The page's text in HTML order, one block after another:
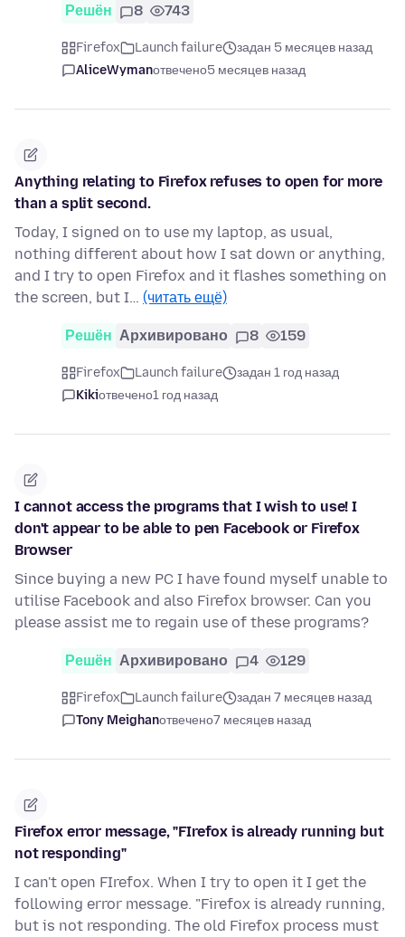
Решён 8 743
Firefox Launch failure
задан 5 месяцев назад
AliceWymanотвечено5 месяцев назад
Anything relating to Firefox refuses to open for more
than a split second.
Today, I signed on to use my laptop, as usual,
nothing different about how I sat down or anything,
and I try to open Firefox and it flashes something on
the screen, but I… (читать ещё)
Решён Архивировано 8 159
Firefox Launch failure
задан 1 год назад
Kikiотвечено1 год назад
I cannot access the programs that I wish to use! I
don't appear to be able to pen Facebook or Firefox
Browser
Since buying a new PC I have found myself unable to
utilise Facebook and also Firefox browser. Can you
please assist me to regain use of these programs?
Решён Архивировано 4 129
Firefox Launch failure
задан 7 месяцев назад
Tony Meighanотвечено7 месяцев назад
Firefox error message, "FIrefox is already running but
not responding"
I can't open FIrefox. When I try to open it I get the
following error message. "Firefox is already running,
but is not responding. The old Firefox process must